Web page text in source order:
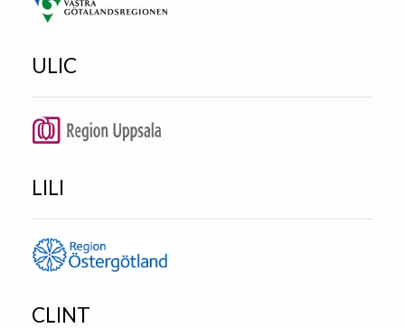
ULIC
LILI
CLINT